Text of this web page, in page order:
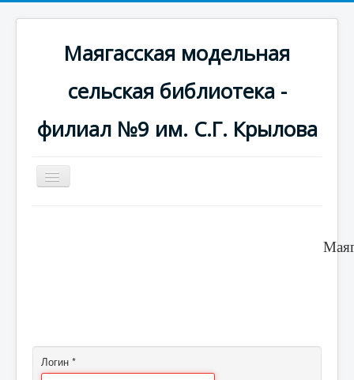
Маягасская модельная
сельская библиотека -
филиал №9 им. С.Г. Крылова
Включить/
выключить
Логин *